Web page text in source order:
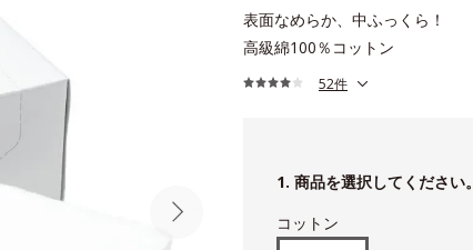
表面なめらか、中ふっくら！
高級綿100％コットン
52件
1. 商品を選択してください。
コットン